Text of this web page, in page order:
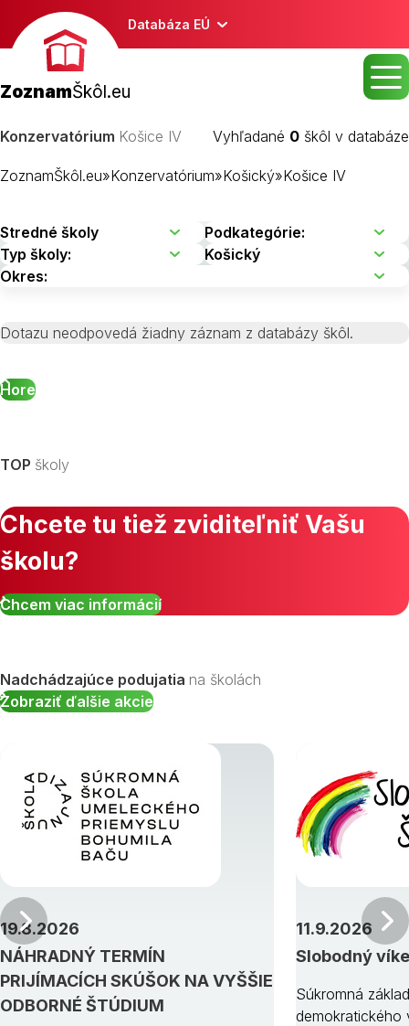
Databáza EÚ
ZoznamŠkôl.eu
Konzervatórium Košice IV Vyhľadané 0 škôl v databáze
ZoznamŠkôl.eu»Konzervatórium»Košický»Košice IV
Dotazu neodpovedá žiadny záznam z databázy škôl.
Hore
TOP školy
Chcete tu tiež zviditeľniť Vašu
školu?
Chcem viac informácií
Nadchádzajúce podujatia na školách
Zobraziť ďalšie akcie
NÁHRADNÝ TERMÍN
PRIJÍMACÍCH SKÚŠOK NA VYŠŠIE
ODBORNÉ ŠTÚDIUM
19.8.2026
Slobodný
11.9.2026
Súkromná
demokratického
Predchádzajúci